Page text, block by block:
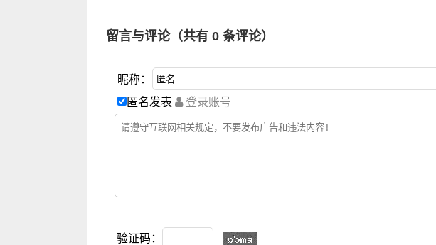
留言与评论（共有 0 条评论）
昵称：
匿名发表
登录账号
验证码：